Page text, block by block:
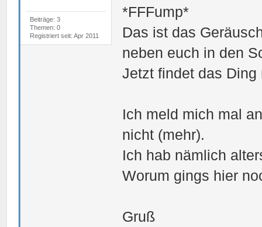
Beiträge: 3
Themen: 0
Registriert seit: Apr 2011
*FFFump*
Das ist das
neben euch in den
Jetzt findet das
Ich meld mich mal
nicht (mehr).
Ich hab nämlich
Worum gings hier
Gruß